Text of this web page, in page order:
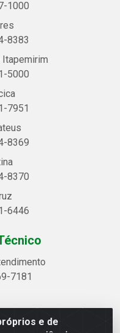
e de
1000
8383
Itapemirim
5000
7951
8369
8370
6446
7181
Alegre, 2521 -